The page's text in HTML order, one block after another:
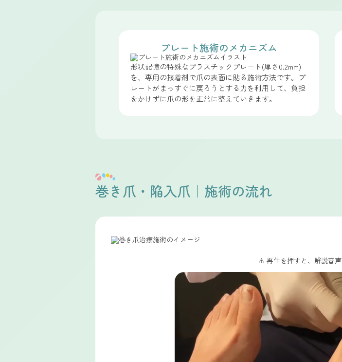
プレート施術のメカニズム
形状記憶の特殊なプラスチックプレート(厚さ0.2mm)
を、専用の接着剤で爪の表面に貼る施術方法です。プ
レートがまっすぐに戻ろうとする力を利用して、負担
をかけずに爪の形を正常に整えていきます。
巻き爪・陥入爪｜施術の流れ
⚠️ 再生を押すと、解説音